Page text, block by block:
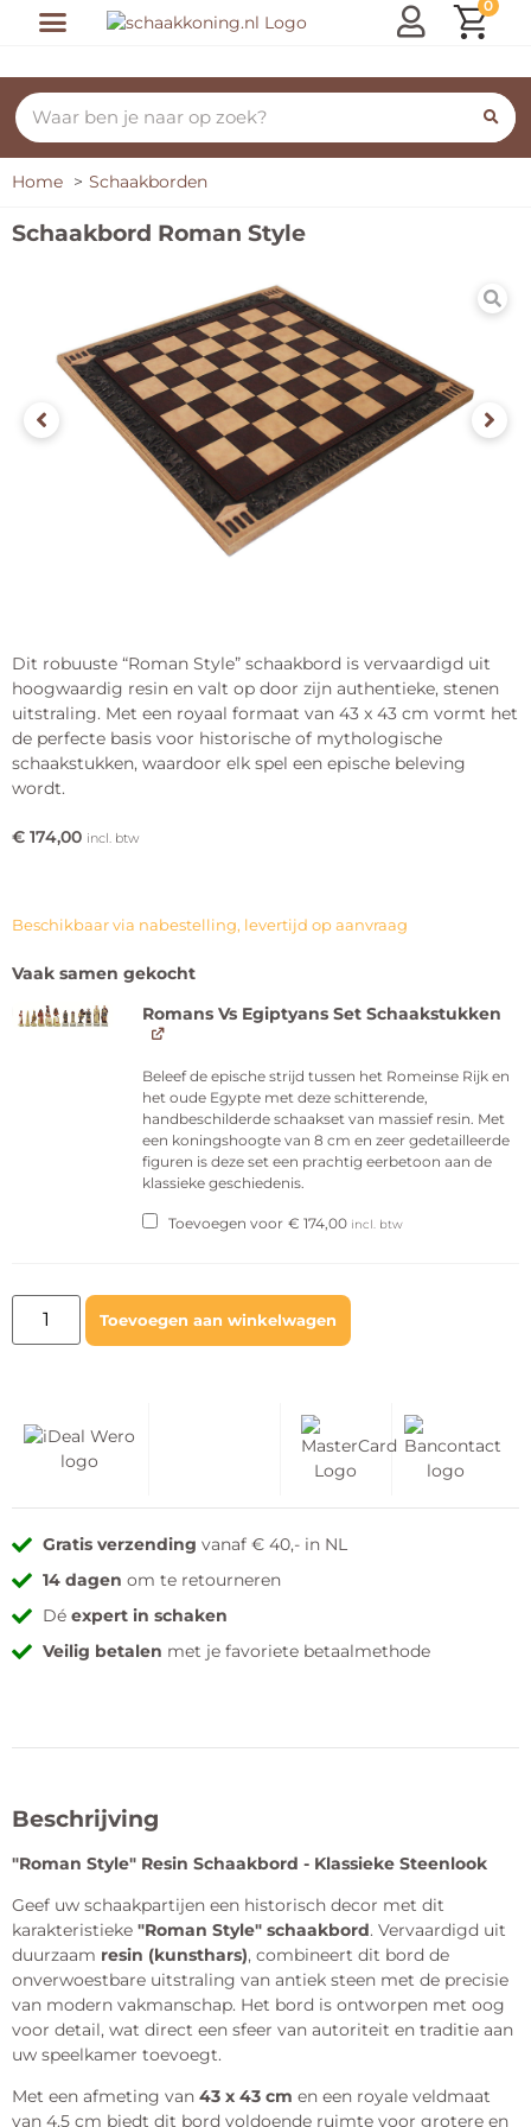
0
Home Schaakborden
Schaakbord Roman Style
Dit robuuste “Roman Style” schaakbord is vervaardigd uit
hoogwaardig resin en valt op door zijn authentieke, stenen
uitstraling. Met een royaal formaat van 43 x 43 cm vormt het
de perfecte basis voor historische of mythologische
schaakstukken, waardoor elk spel een epische beleving
wordt.
€ 174,00 incl. btw
Beschikbaar via nabestelling, levertijd op aanvraag
Vaak samen gekocht
Romans Vs Egiptyans Set Schaakstukken
Beleef de epische strijd tussen het Romeinse Rijk en
het oude Egypte met deze schitterende,
handbeschilderde schaakset van massief resin. Met
een koningshoogte van 8 cm en zeer gedetailleerde
figuren is deze set een prachtig eerbetoon aan de
klassieke geschiedenis.
Toevoegen voor € 174,00 incl. btw
Toevoegen aan winkelwagen
Gratis verzending vanaf € 40,- in NL
14 dagen om te retourneren
Déexpert in schaken
Veilig betalen met je favoriete betaalmethode
Beschrijving
"Roman Style" Resin Schaakbord - Klassieke Steenlook
Geef uw schaakpartijen een historisch decor met dit
karakteristieke "Roman Style" schaakbord. Vervaardigd uit
duurzaam resin (kunsthars), combineert dit bord de
onverwoestbare uitstraling van antiek steen met de precisie
van modern vakmanschap. Het bord is ontworpen met oog
voor detail, wat direct een sfeer van autoriteit en traditie aan
uw speelkamer toevoegt.
Met een afmeting van 43 x 43 cm en een royale veldmaat
van 4,5 cm biedt dit bord voldoende ruimte voor grotere en